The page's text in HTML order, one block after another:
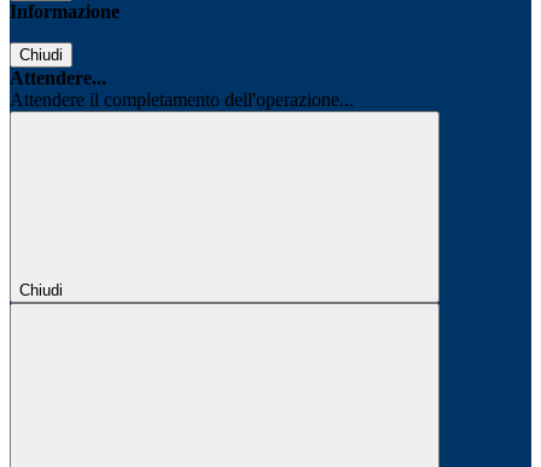
Informazione
Chiudi
Attendere...
Attendere il completamento dell'operazione...
Chiudi